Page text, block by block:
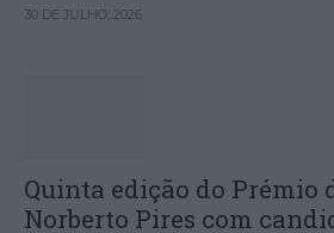
30 DE JULHO, 2026
Quinta edição do Prémio
Norberto Pires com